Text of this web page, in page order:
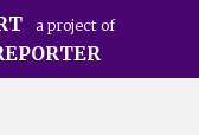
a project of